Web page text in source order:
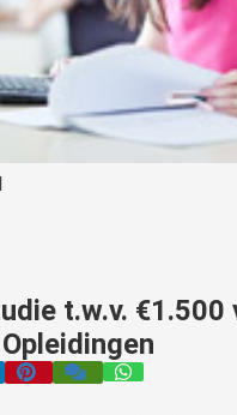
t.w.v. €1.500